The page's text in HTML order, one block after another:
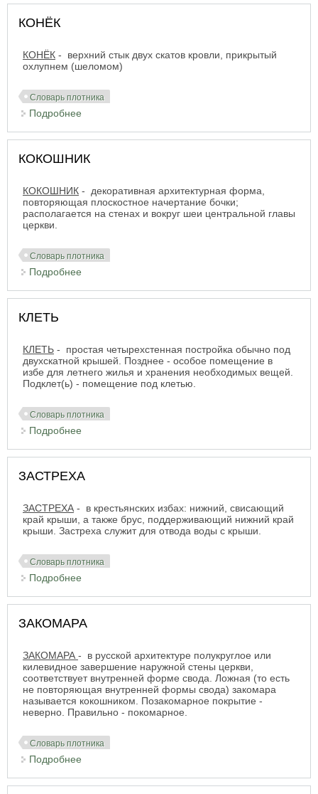
КОНЁК
КОНЁК - верхний стык двух скатов кровли, прикрытый
охлупнем (шеломом)
Словарь плотника
Подробнее
КОКОШНИК
КОКОШНИК - декоративная архитектурная форма,
повторяющая плоскостное начертание бочки;
располагается на стенах и вокруг шеи центральной главы
церкви.
Словарь плотника
Подробнее
КЛЕТЬ
КЛЕТЬ - простая четырехстенная постройка обычно под
двухскатной крышей. Позднее - особое помещение в
избе для летнего жилья и хранения необходимых вещей.
Подклет(ь) - помещение под клетью.
Словарь плотника
Подробнее
ЗАСТРЕХА
ЗАСТРЕХА - в крестьянских избах: нижний, свисающий
край крыши, а также брус, поддерживающий нижний край
крыши. Застреха служит для отвода воды с крыши.
Словарь плотника
Подробнее
ЗАКОМАРА
ЗАКОМАРА - в русской архитектуре полукруглое или
килевидное завершение наружной стены церкви,
соответствует внутренней форме свода. Ложная (то есть
не повторяющая внутренней формы свода) закомара
называется кокошником. Позакомарное покрытие -
неверно. Правильно - покомарное.
Словарь плотника
Подробнее